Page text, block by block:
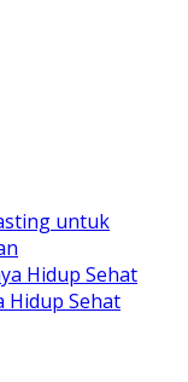
untuk
Hidup Sehat
Hidup Sehat